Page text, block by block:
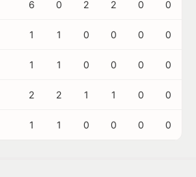
6 0 2 2 0 0
1 1 0 0 0 0
1 1 0 0 0 0
2 2 1 1 0 0
1 1 0 0 0 0